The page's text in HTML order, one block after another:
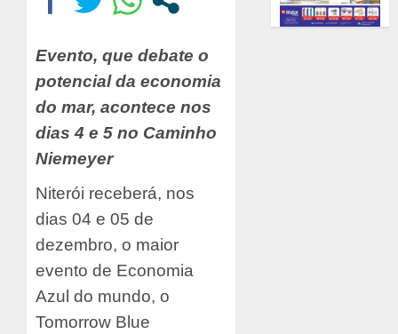
Evento, que debate o
potencial da economia
do mar, acontece nos
dias 4 e 5 no Caminho
Niemeyer
Niterói receberá, nos
dias 04 e 05 de
dezembro, o maior
evento de Economia
Azul do mundo, o
Tomorrow Blue